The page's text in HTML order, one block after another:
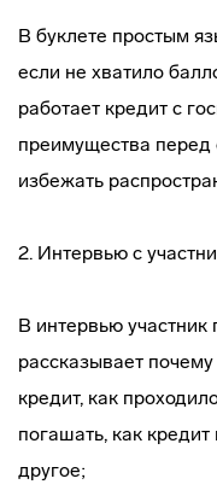
В буклете простым
если не хватило
работает кредит с
преимущества
избежать
2. Интервью с
В интервью
рассказывает
кредит, как
погашать, как
другое;